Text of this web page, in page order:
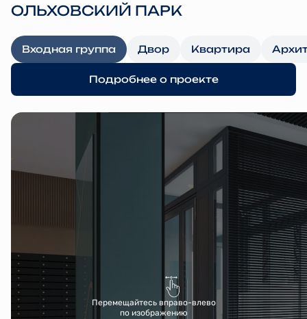
ОЛЬХОВСКИЙ ПАРК
Входная группа Двор Квартира
Подробнее о проекте
Перемещайтесь вправо-влево
по изображению